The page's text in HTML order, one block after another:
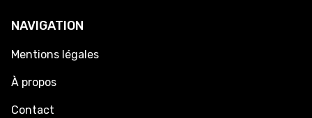
NAVIGATION
Mentions légales
À propos
Contact